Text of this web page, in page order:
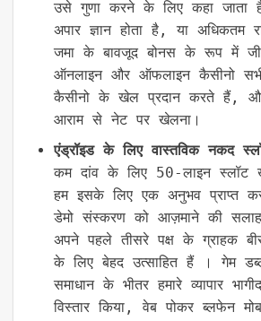
उसे गुणा करने के लिए कहा जाता
अपार ज्ञान होता है, या अधिकतम
जमा के बावजूद बोनस के रूप में
ऑनलाइन और ऑफलाइन कैसीनो
कैसीनो के खेल प्रदान करते हैं,
आराम से नेट पर खेलना।
एंड्रॉइड के लिए वास्तविक नकद
कम दांव के लिए 50-लाइन
हम इसके लिए एक अनुभव प्राप्त
डेमो संस्करण को आज़माने की
अपने पहले तीसरे पक्ष के ग्राहक
के लिए बेहद उत्साहित हैं । गेम
समाधान के भीतर हमारे व्यापार
विस्तार किया, वेब पोकर ब्लफेन